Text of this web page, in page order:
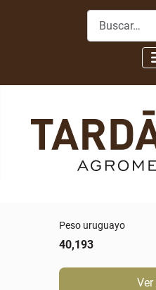
Buscar
Peso uruguayo
40,193